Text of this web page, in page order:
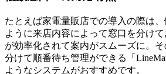
たとえば家電量販店での導入の際は
ように来店内容によって窓口を分け
が効率化されて案内がスムーズに。
分けて順番待ち管理ができる「
ようなシステムがおすすめです。